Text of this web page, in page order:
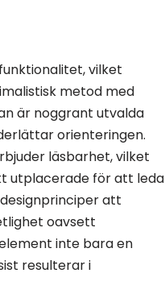
vilket
metod med
är noggrant utvalda
orienteringen.
läsbarhet, vilket
utplacerade för att leda
att
oavsett
inte bara en
resulterar i